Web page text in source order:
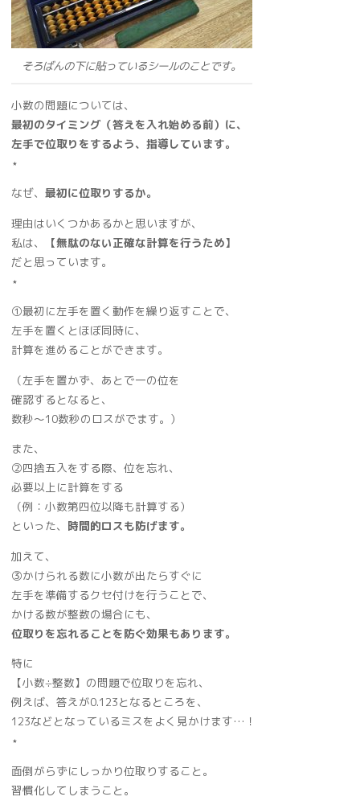
そろばんの下に貼っているシールのことです。
小数の問題については、
最初のタイミング（答えを入れ始める前）に、
左手で位取りをするよう、指導しています。
⋆
なぜ、 最初に位取りするか。
理由はいくつかあるかと思いますが、
私は、
【無駄のない正確な計算を行うため】
だと思っています。
⋆
➀最初に左手を置く動作を繰り返すことで、
左手を置くとほぼ同時に、
計算を進めることができます。
（左手を置かず、あとで一の位を
確認するとなると、
数秒～10数秒のロスがでます。）
また、
➁四捨五入をする際、位を忘れ、
必要以上に計算をする
（例：小数第四位以降も計算する）
といった、 時間的ロスも防げます。
加えて、
➂かけられる数に小数が出たらすぐに
左手を準備するクセ付けを行うことで、
かける数が整数の場合にも、
位取りを忘れることを防ぐ効果もあります。
特に
【小数÷整数】の問題で位取りを忘れ、
例えば、答えが0.123となるところを、
123などとなっているミスをよく見かけます…！
⋆
面倒がらずにしっかり位取りすること。
習慣化してしまうこと。